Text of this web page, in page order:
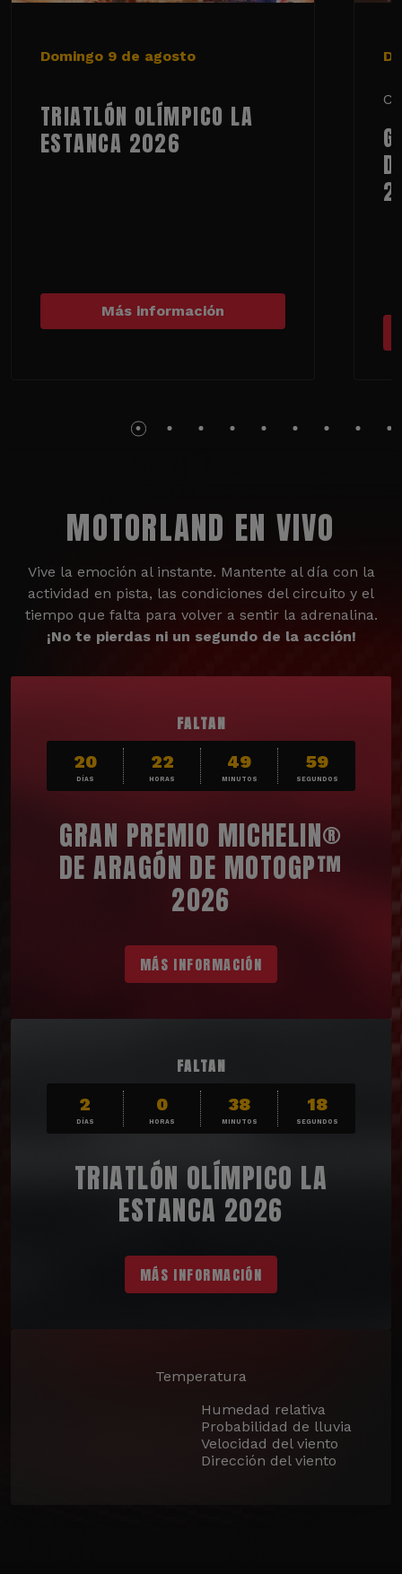
Domingo 9 de agosto
TRIATLÓN OLÍMPICO LA
ESTANCA 2026
Más información
MOTORLAND EN VIVO
Vive la emoción al instante. Mantente al día con la
actividad en pista, las condiciones del circuito y el
tiempo que falta para volver a sentir la adrenalina.
¡No te pierdas ni un segundo de la acción!
FALTAN
20
DÍAS
22
HORAS
49
MINUTOS
58
SEGUNDOS
GRAN PREMIO MICHELIN®
DE ARAGÓN DE MOTOGP™
2026
MÁS INFORMACIÓN
FALTAN
2
DÍAS
0
HORAS
38
MINUTOS
17
SEGUNDOS
TRIATLÓN OLÍMPICO LA
ESTANCA 2026
MÁS INFORMACIÓN
Temperatura
Humedad relativa
Probabilidad de lluvia
Velocidad del viento
Dirección del viento